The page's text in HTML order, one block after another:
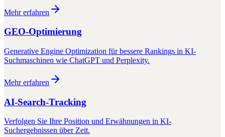
Mehr erfahren
GEO-Optimierung
Generative Engine Optimization für bessere Rankings in KI-
Suchmaschinen wie ChatGPT und Perplexity.
Mehr erfahren
AI-Search-Tracking
Verfolgen Sie Ihre Position und Erwähnungen in KI-
Suchergebnissen über Zeit.